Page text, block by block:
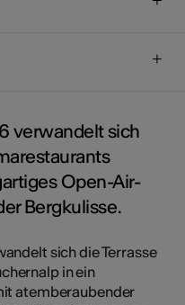
verwandelt sich
Open-Air-
Bergkulisse.
sich die Terrasse
in ein
atemberaubender